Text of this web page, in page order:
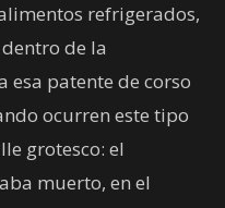
refrigerados,
de la
patente de corso
ocurren este tipo
grotesco: el
muerto, en el